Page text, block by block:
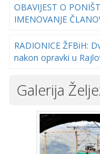
OBAVIJEST O
IMENOVANJE
RADIONICE ŽFBiH:
nakon opravki u
Galerija